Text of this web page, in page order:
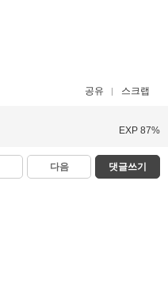
공유 스크랩
EXP 87%
다음 댓글쓰기